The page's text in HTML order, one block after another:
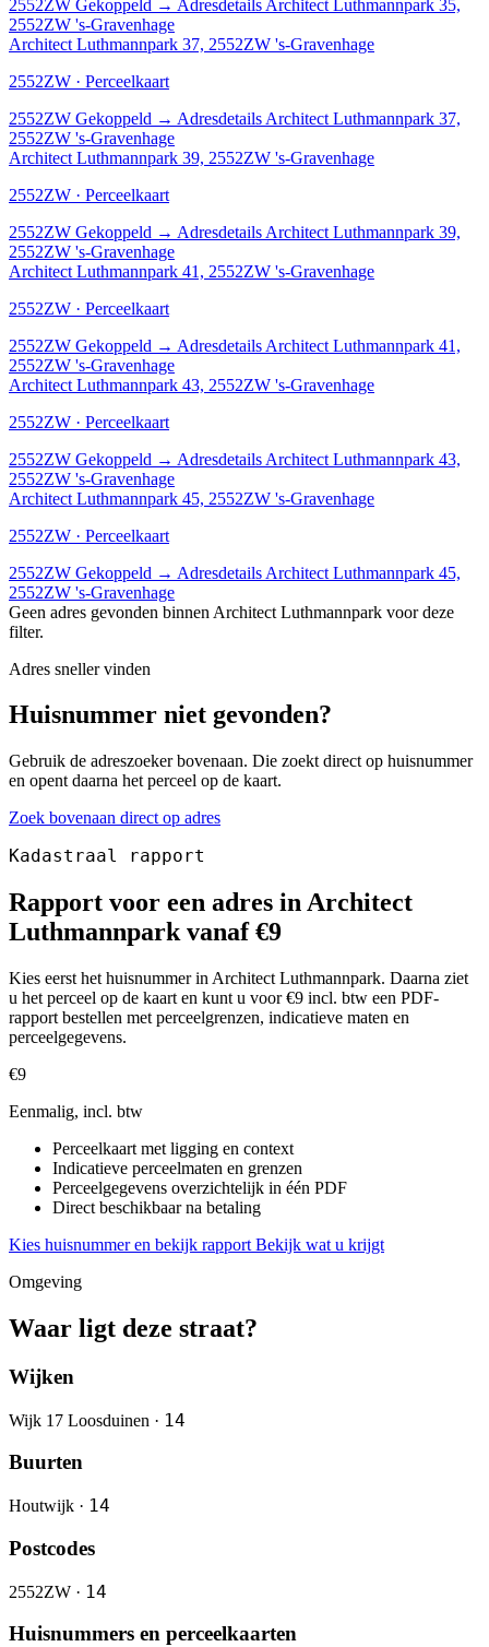
2552ZW Gekoppeld → Adresdetails Architect Luthmannpark 35,
2552ZW 's-Gravenhage
Architect Luthmannpark 37, 2552ZW 's-Gravenhage
2552ZW · Perceelkaart
2552ZW Gekoppeld → Adresdetails Architect Luthmannpark 37,
2552ZW 's-Gravenhage
Architect Luthmannpark 39, 2552ZW 's-Gravenhage
2552ZW · Perceelkaart
2552ZW Gekoppeld → Adresdetails Architect Luthmannpark 39,
2552ZW 's-Gravenhage
Architect Luthmannpark 41, 2552ZW 's-Gravenhage
2552ZW · Perceelkaart
2552ZW Gekoppeld → Adresdetails Architect Luthmannpark 41,
2552ZW 's-Gravenhage
Architect Luthmannpark 43, 2552ZW 's-Gravenhage
2552ZW · Perceelkaart
2552ZW Gekoppeld → Adresdetails Architect Luthmannpark 43,
2552ZW 's-Gravenhage
Architect Luthmannpark 45, 2552ZW 's-Gravenhage
2552ZW · Perceelkaart
2552ZW Gekoppeld → Adresdetails Architect Luthmannpark 45,
2552ZW 's-Gravenhage
Geen adres gevonden binnen Architect Luthmannpark voor deze
filter.
Adres sneller vinden
Huisnummer niet gevonden?
Gebruik de adreszoeker bovenaan. Die zoekt direct op huisnummer
en opent daarna het perceel op de kaart.
Zoek bovenaan direct op adres
Kadastraal rapport
Rapport voor een adres in Architect
Luthmannpark vanaf €9
Kies eerst het huisnummer in Architect Luthmannpark. Daarna ziet
u het perceel op de kaart en kunt u voor €9 incl. btw een PDF-
rapport bestellen met perceelgrenzen, indicatieve maten en
perceelgegevens.
€9
Eenmalig, incl. btw
Perceelkaart met ligging en context
Indicatieve perceelmaten en grenzen
Perceelgegevens overzichtelijk in één PDF
Direct beschikbaar na betaling
Kies huisnummer en bekijk rapport Bekijk wat u krijgt
Omgeving
Waar ligt deze straat?
Wijken
Wijk 17 Loosduinen · 14
Buurten
Houtwijk · 14
Postcodes
2552ZW · 14
Huisnummers en perceelkaarten